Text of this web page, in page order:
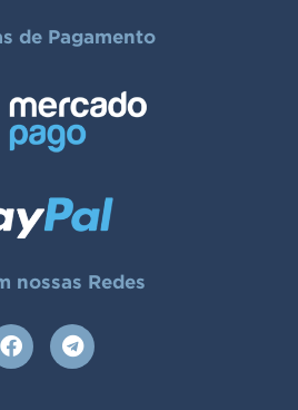
de Pagamento
nossas Redes
F
a
T
e